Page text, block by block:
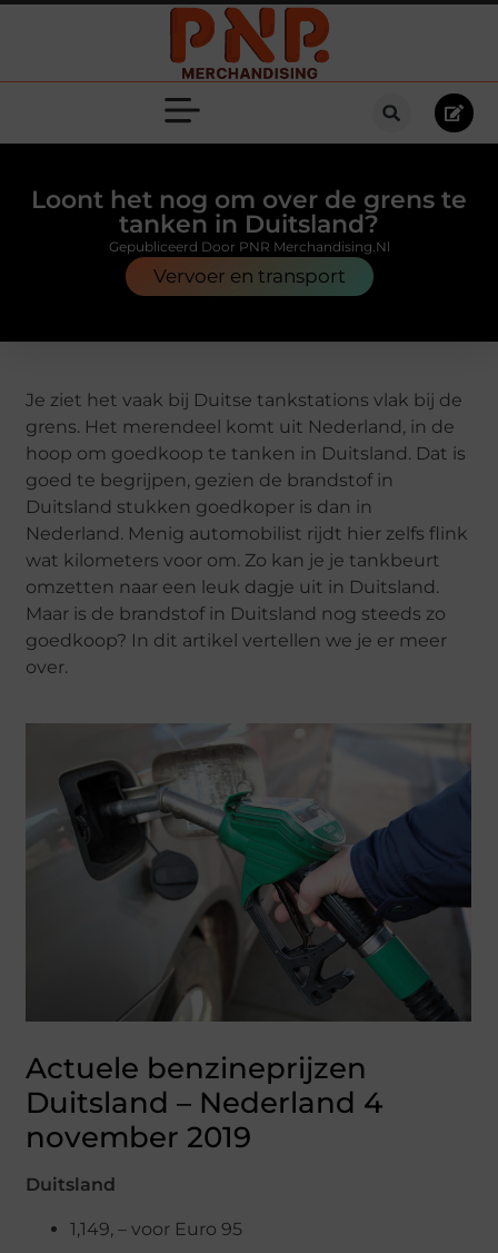
Loont het nog om over de grens te
tanken in Duitsland?
Vervoer en transport
Gepubliceerd Door PNR Merchandising.nl
Je ziet het vaak bij Duitse tankstations vlak bij de
grens. Het merendeel komt uit Nederland, in de
hoop om goedkoop te tanken in Duitsland. Dat is
goed te begrijpen, gezien de brandstof in
Duitsland stukken goedkoper is dan in
Nederland. Menig automobilist rijdt hier zelfs flink
wat kilometers voor om. Zo kan je je tankbeurt
omzetten naar een leuk dagje uit in Duitsland.
Maar is de brandstof in Duitsland nog steeds zo
goedkoop? In dit artikel vertellen we je er meer
over.
Actuele benzineprijzen
Duitsland – Nederland 4
november 2019
Duitsland
1,149, – voor Euro 95